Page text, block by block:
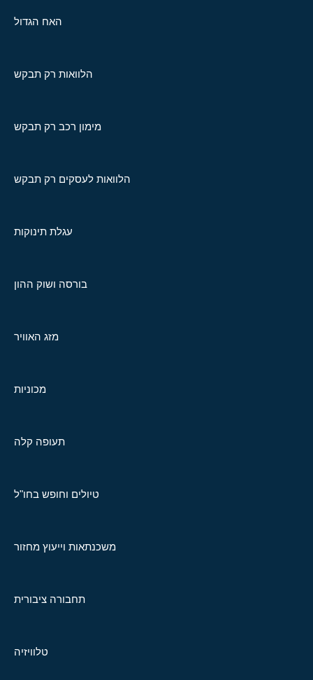
האח הגדול
הלוואות רק תבקש
מימון רכב רק תבקש
הלוואות לעסקים רק תבקש
עגלת תינוקות
בורסה ושוק ההון
מזג האוויר
מכוניות
תעופה קלה
טיולים וחופש בחו"ל
משכנתאות וייעוץ מחזור
תחבורה ציבורית
טלוויזיה